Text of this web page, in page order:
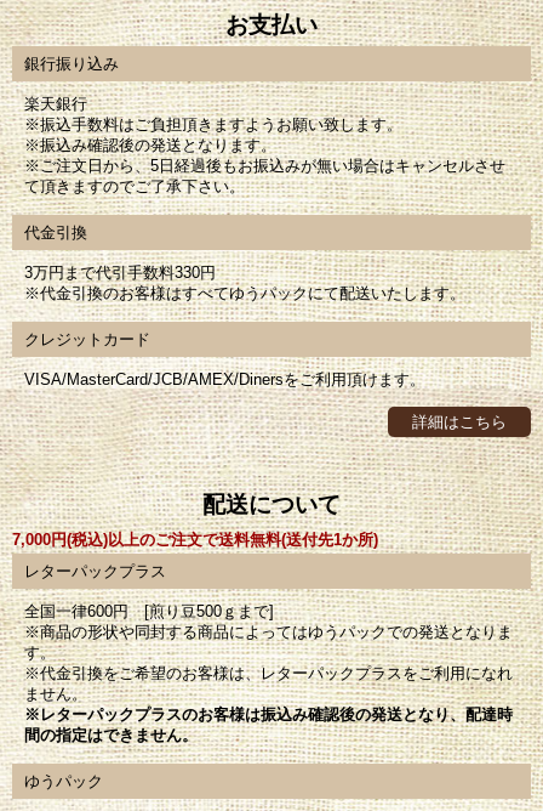
お支払い
銀行振り込み
楽天銀行
※振込手数料はご負担頂きますようお願い致します。
※振込み確認後の発送となります。
※ご注文日から、5日経過後もお振込みが無い場合はキャンセルさせ
て頂きますのでご了承下さい。
代金引換
3万円まで代引手数料330円
※代金引換のお客様はすべてゆうパックにて配送いたします。
クレジットカード
VISA/MasterCard/JCB/AMEX/Dinersをご利用頂けます。
詳細はこちら
配送について
7,000円(税込)以上のご注文で送料無料(送付先1か所)
レターパックプラス
全国一律600円 [煎り豆500ｇまで]
※商品の形状や同封する商品によってはゆうパックでの発送となりま
す。
※代金引換をご希望のお客様は、レターパックプラスをご利用になれ
ません。
※レターパックプラスのお客様は振込み確認後の発送となり、配達時
間の指定はできません。
ゆうパック